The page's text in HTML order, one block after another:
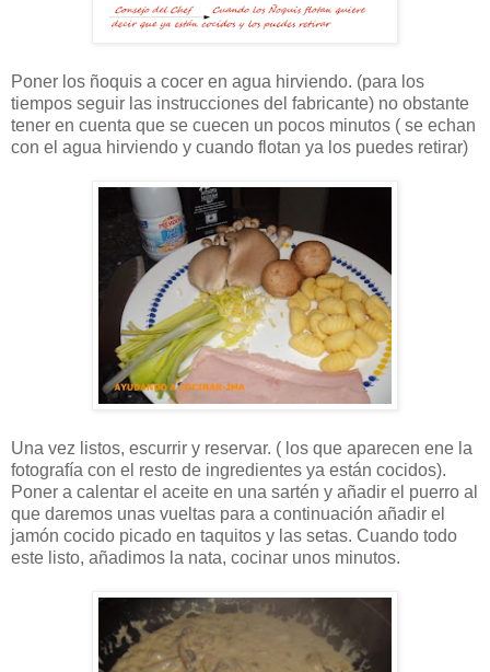
Poner los ñoquis a cocer en agua hirviendo. (para los
tiempos seguir las instrucciones del fabricante) no obstante
tener en cuenta que se cuecen un pocos minutos ( se echan
con el agua hirviendo y cuando flotan ya los puedes retirar)
Una vez listos, escurrir y reservar. ( los que aparecen ene la
fotografía con el resto de ingredientes ya están cocidos).
Poner a calentar el aceite en una sartén y añadir el puerro al
que daremos unas vueltas para a continuación añadir el
jamón cocido picado en taquitos y las setas. Cuando todo
este listo, añadimos la nata, cocinar unos minutos.